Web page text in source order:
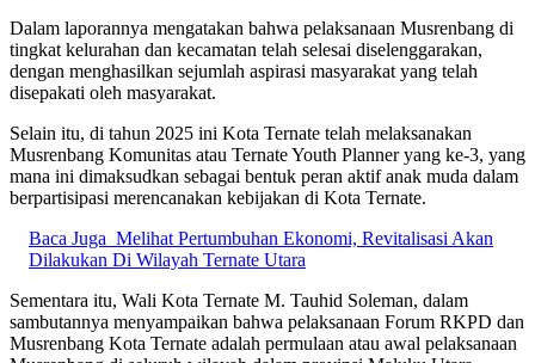
Dalam laporannya mengatakan bahwa pelaksanaan Musrenbang di
tingkat kelurahan dan kecamatan telah selesai diselenggarakan,
dengan menghasilkan sejumlah aspirasi masyarakat yang telah
disepakati oleh masyarakat.
Selain itu, di tahun 2025 ini Kota Ternate telah melaksanakan
Musrenbang Komunitas atau Ternate Youth Planner yang ke-3, yang
mana ini dimaksudkan sebagai bentuk peran aktif anak muda dalam
berpartisipasi merencanakan kebijakan di Kota Ternate.
Baca Juga Melihat Pertumbuhan Ekonomi, Revitalisasi Akan
Dilakukan Di Wilayah Ternate Utara
Sementara itu, Wali Kota Ternate M. Tauhid Soleman, dalam
sambutannya menyampaikan bahwa pelaksanaan Forum RKPD dan
Musrenbang Kota Ternate adalah permulaan atau awal pelaksanaan